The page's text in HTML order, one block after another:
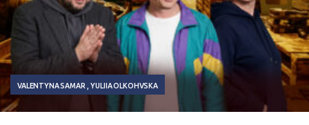
VALENTYNA SAMAR YULIIA OLKOHVSKA